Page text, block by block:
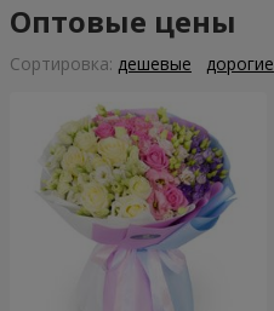
Оптовые цены
Cортировка: дешевые дорогие